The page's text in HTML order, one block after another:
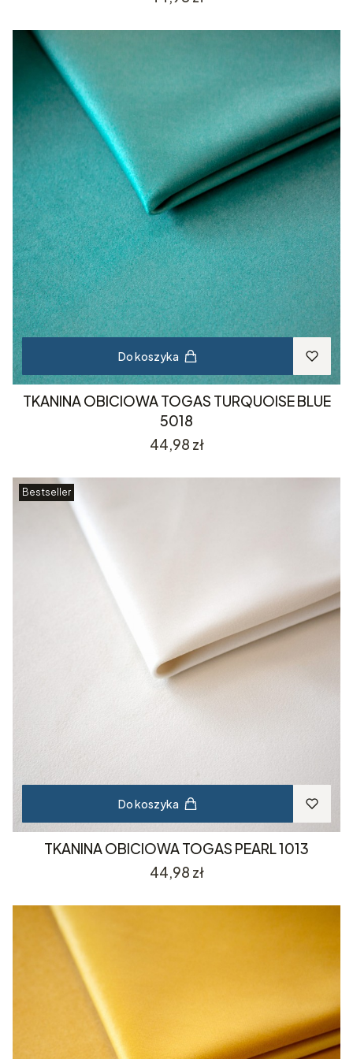
Do koszyka
TKANINA OBICIOWA TOGAS TURQUOISE BLUE
5018
Cena
44,98 zł
Bestseller
Do koszyka
TKANINA OBICIOWA TOGAS PEARL 1013
Cena
44,98 zł